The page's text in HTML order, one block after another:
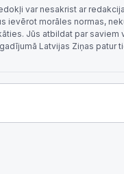
var nesakrist ar
ievērot morāles normas,
Jūs atbildat par
Latvijas Ziņas patur